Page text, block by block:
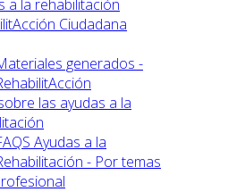
a la rehabilitación
Ciudadana
generados -
las ayudas a la
Ayudas a la
- Por temas